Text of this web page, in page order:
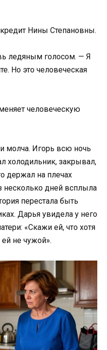
Нины Степановны.
ледяным голосом. — Я
Но это человеческая
человеческую
молча. Игорь всю ночь
холодильник, закрывал,
держал на плечах
дней всплыла
перестала быть
Дарья увидела у него
«Скажи ей, что хотя
не чужой».